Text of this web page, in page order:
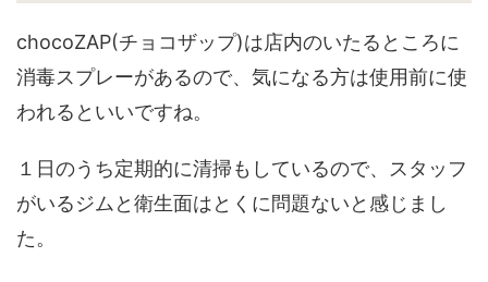
chocoZAP(チョコザップ)は店内のいたるところに
消毒スプレーがあるので、気になる方は使用前に使
われるといいですね。
１日のうち定期的に清掃もしているので、スタッフ
がいるジムと衛生面はとくに問題ないと感じまし
た。